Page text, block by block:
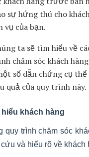
phải vấn đề và không
có thể mất niềm tin và
một số công cụ và
tối ưu hóa quy
trình chăm
hàng